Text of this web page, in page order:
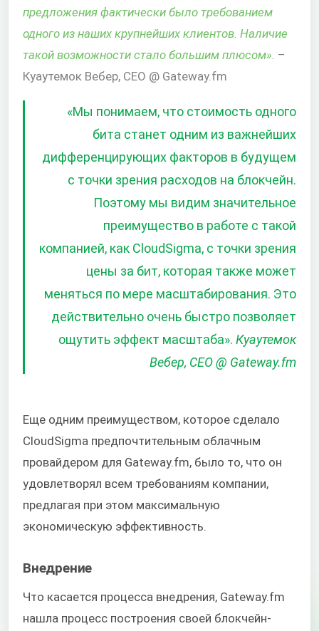
предложения фактически было требованием
одного из наших крупнейших клиентов. Наличие
такой возможности стало большим плюсом». –
Куаутемок Вебер, CEO @ Gateway.fm
«Мы понимаем, что стоимость одного
бита станет одним из важнейших
дифференцирующих факторов в будущем
с точки зрения расходов на блокчейн.
Поэтому мы видим значительное
преимущество в работе с такой
компанией, как CloudSigma, с точки зрения
цены за бит, которая также может
меняться по мере масштабирования. Это
действительно очень быстро позволяет
ощутить эффект масштаба». Куаутемок
Вебер, CEO @ Gateway.fm
Еще одним преимуществом, которое сделало
CloudSigma предпочтительным облачным
провайдером для Gateway.fm, было то, что он
удовлетворял всем требованиям компании,
предлагая при этом максимальную
экономическую эффективность.
Внедрение
Что касается процесса внедрения, Gateway.fm
нашла процесс построения своей блокчейн-